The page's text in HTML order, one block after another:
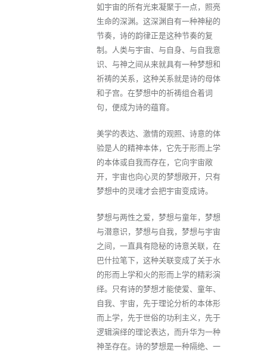
如宇宙的所有光束凝聚于一点，照亮
生命的深渊。这深渊自有一种神秘的
节奏，诗的韵律正是这种节奏的复
制。人类与宇宙、与自身、与自我意
识、与神之间从来就具有一种梦想和
祈祷的关系，这种关系就是诗的母体
和子宫。在梦想中的祈祷组合着词
句，便成为诗的蕴育。
美学的表达、激情的观照、诗意的体
验是人的精神本体，它先于形而上学
的本体或自我而存在，它向宇宙敞
开，宇宙也向心灵的梦想敞开，只有
梦想中的灵魂才会把宇宙变成诗。
梦想与两性之爱，梦想与童年，梦想
与潜意识，梦想与自我，梦想与宇宙
之间，一直具有隐秘的诗意关联，在
巴什拉笔下，这种关联变成了关于水
的形而上学和火的形而上学的精彩演
绎。只有诗的梦想才能使爱、童年、
自我、宇宙，先于理论分析的本体形
而上学，先于世俗的功利主义，先于
逻辑演绎的理论表达，而升华为一种
神圣存在。诗的梦想是一种隔绝、一